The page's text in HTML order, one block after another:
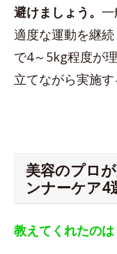
避けましょう。 一
適度な運動を継
で4～5kg程度が
立てながら実施す
美容のプロ
ンナーケア4
教えてくれたのは